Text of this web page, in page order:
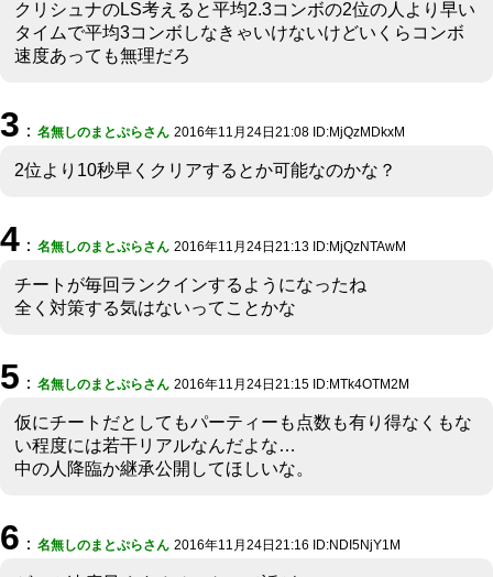
クリシュナのLS考えると平均2.3コンボの2位の人より早い
タイムで平均3コンボしなきゃいけないけどいくらコンボ
速度あっても無理だろ
3 ： 名無しのまとぷらさん 2016年11月24日21:08 ID:MjQzMDkxM
2位より10秒早くクリアするとか可能なのかな？
4 ： 名無しのまとぷらさん 2016年11月24日21:13 ID:MjQzNTAwM
チートが毎回ランクインするようになったね
全く対策する気はないってことかな
5 ： 名無しのまとぷらさん 2016年11月24日21:15 ID:MTk4OTM2M
仮にチートだとしてもパーティーも点数も有り得なくもな
い程度には若干リアルなんだよな…
中の人降臨か継承公開してほしいな。
6 ： 名無しのまとぷらさん 2016年11月24日21:16 ID:NDI5NjY1M